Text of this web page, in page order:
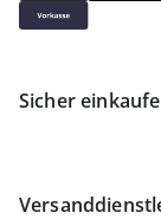
Sicher